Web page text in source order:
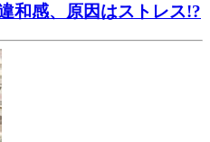
和感、原因はストレス!?